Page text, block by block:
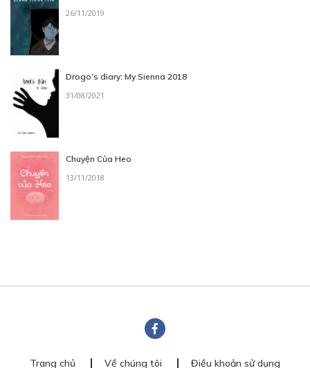
26/11/2019
Drogo’s diary: My Sienna 2018
31/08/2021
Chuyện Của Heo
13/11/2018
Trang chủ Về chúng tôi Điều khoản sử dụng